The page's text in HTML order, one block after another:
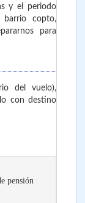
y el periodo
barrio copto,
para
del vuelo),
con destino
pensión